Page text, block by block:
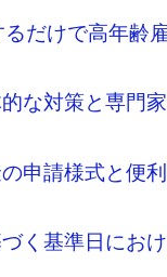
だけで高年齢
な対策と専門
申請様式と便
く基準日にお